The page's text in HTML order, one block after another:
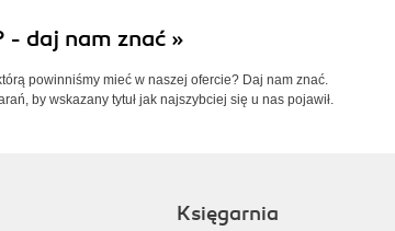
- daj nam znać »
powinniśmy mieć w naszej ofercie? Daj nam znać.
by wskazany tytuł jak najszybciej się u nas pojawił.
Księgarnia